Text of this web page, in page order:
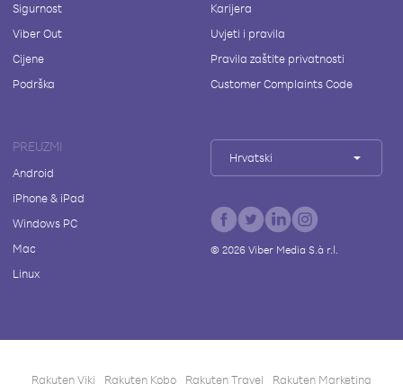
Sigurnost
Viber Out
Cijene
Podrška
Karijera
Uvjeti i pravila
Pravila zaštite privatnosti
Customer Complaints Code
PREUZMI
Android
iPhone & iPad
Windows PC
Mac
Linux
Hrvatski
© 2026Viber Media S.à r.l.
Rakuten Viki Rakuten Kobo Rakuten Travel Rakuten Marketing